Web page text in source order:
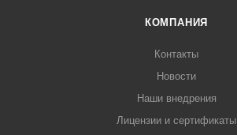
КОМПАНИЯ
Контакты
Новости
Наши внедрения
Лицензии и сертификаты